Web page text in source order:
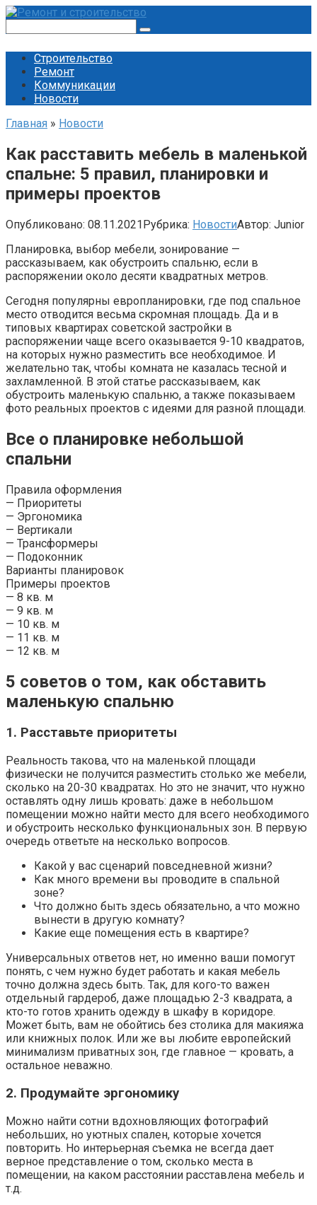
Перейти
контенту
Строительство
Ремонт
Коммуникации
Новости
Главная » Новости
Как расставить мебель в маленькой
спальне: 5 правил, планировки и
примеры проектов
Опубликовано: 08.11.2021Рубрика: НовостиАвтор: Junior
Планировка, выбор мебели, зонирование —
рассказываем, как обустроить спальню, если в
распоряжении около десяти квадратных метров.
Сегодня популярны европланировки, где под спальное
место отводится весьма скромная площадь. Да и в
типовых квартирах советской застройки в
распоряжении чаще всего оказывается 9-10 квадратов,
на которых нужно разместить все необходимое. И
желательно так, чтобы комната не казалась тесной и
захламленной. В этой статье рассказываем, как
обустроить маленькую спальню, а также показываем
фото реальных проектов с идеями для разной площади.
Все о планировке небольшой
спальни
Правила оформления
— Приоритеты
— Эргономика
— Вертикали
— Трансформеры
— Подоконник
Варианты планировок
Примеры проектов
— 8 кв. м
— 9 кв. м
— 10 кв. м
— 11 кв. м
— 12 кв. м
5 советов о том, как обставить
маленькую спальню
1. Расставьте приоритеты
Реальность такова, что на маленькой площади
физически не получится разместить столько же мебели,
сколько на 20-30 квадратах. Но это не значит, что нужно
оставлять одну лишь кровать: даже в небольшом
помещении можно найти место для всего необходимого
и обустроить несколько функциональных зон. В первую
очередь ответьте на несколько вопросов.
Какой у вас сценарий повседневной жизни?
Как много времени вы проводите в спальной
зоне?
Что должно быть здесь обязательно, а что можно
вынести в другую комнату?
Какие еще помещения есть в квартире?
Универсальных ответов нет, но именно ваши помогут
понять, с чем нужно будет работать и какая мебель
точно должна здесь быть. Так, для кого-то важен
отдельный гардероб, даже площадью 2-3 квадрата, а
кто-то готов хранить одежду в шкафу в коридоре.
Может быть, вам не обойтись без столика для макияжа
или книжных полок. Или же вы любите европейский
минимализм приватных зон, где главное — кровать, а
остальное неважно.
2. Продумайте эргономику
Можно найти сотни вдохновляющих фотографий
небольших, но уютных спален, которые хочется
повторить. Но интерьерная съемка не всегда дает
верное представление о том, сколько места в
помещении, на каком расстоянии расставлена мебель и
т.д.